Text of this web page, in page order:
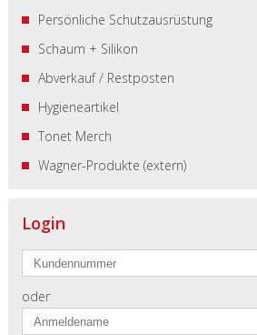
Persönliche Schutzausrüstung
Schaum + Silikon
Abverkauf / Restposten
Hygieneartikel
Tonet Merch
Wagner-Produkte (extern)
Login
oder